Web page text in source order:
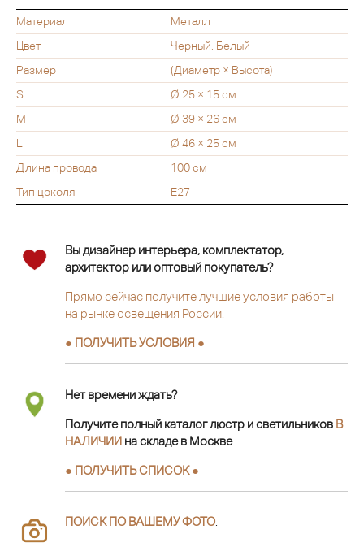
Материал
Металл
Цвет
Черный, Белый
Размер
(Диаметр × Высота)
S
Ø 25 × 15 см
M
Ø 39 × 26 см
L
Ø 46 × 25 см
Длина провода
100 см
Тип цоколя
E27
Вы дизайнер интерьера, комплектатор,
архитектор или оптовый покупатель?
Прямо сейчас получите лучшие условия работы
на рынке освещения России.
● ПОЛУЧИТЬ УСЛОВИЯ ●
Нет времени ждать?
Получите полный каталог люстр и светильников В
НАЛИЧИИ на складе в Москве
● ПОЛУЧИТЬ СПИСОК ●
ПОИСК ПО ВАШЕМУ ФОТО